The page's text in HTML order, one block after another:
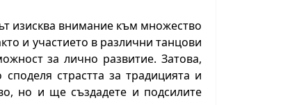
изисква внимание към множество
и участието в различни танцови
за лично развитие. Затова,
страстта за традицията и
но и ще създадете и подсилите